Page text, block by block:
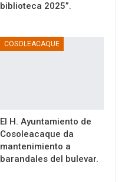
biblioteca 2025”.
COSOLEACAQUE
El H. Ayuntamiento de
Cosoleacaque da
mantenimiento a
barandales del bulevar.